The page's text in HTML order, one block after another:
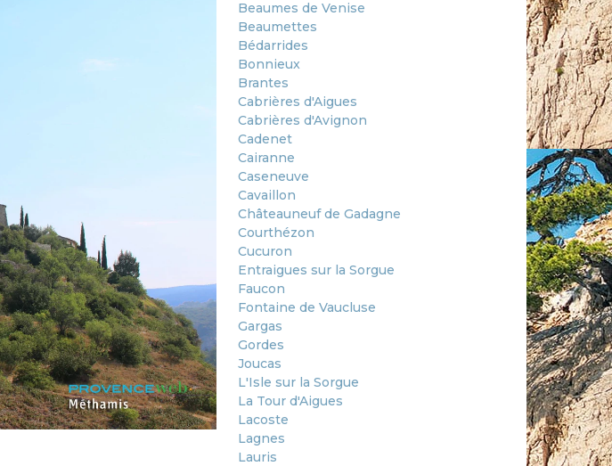
Beaumes de Venise
Beaumettes
Bédarrides
Bonnieux
Brantes
Cabrières d'Aigues
Cabrières d'Avignon
Cadenet
Cairanne
Caseneuve
Cavaillon
Châteauneuf de Gadagne
Courthézon
Cucuron
Entraigues sur la Sorgue
Faucon
Fontaine de Vaucluse
Gargas
Gordes
Joucas
L'Isle sur la Sorgue
La Tour d'Aigues
Lacoste
Lagnes
Lauris